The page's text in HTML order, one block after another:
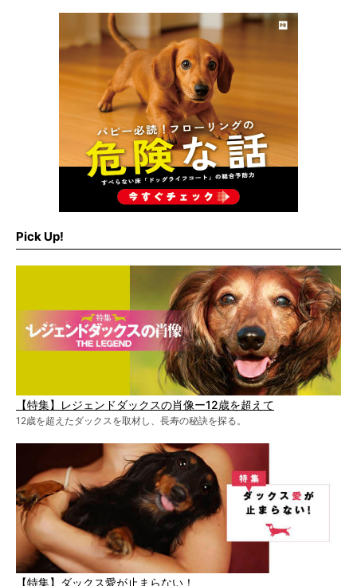
Pick Up!
【特集】レジェンドダックスの肖像ー12歳を超えて
12歳を超えたダックスを取材し、長寿の秘訣を探る。
【特集】ダックス愛が止まらない！